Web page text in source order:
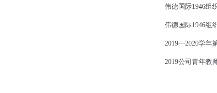
伟德国际1946组
伟德国际1946组
2019—2020学年
2019公司青年教